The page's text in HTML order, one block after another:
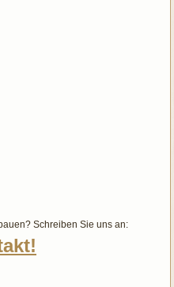
Schreiben Sie uns an: